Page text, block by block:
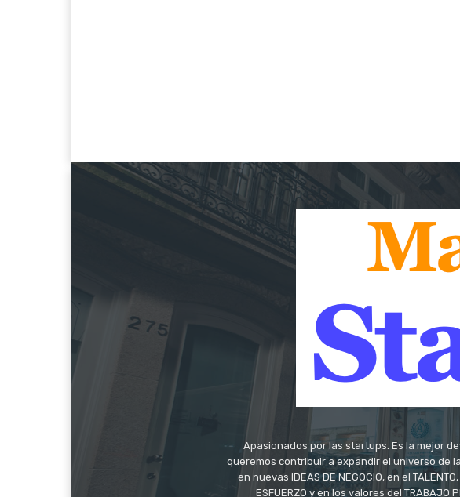
Apasionados por las startups. Es la mejor
queremos contribuir a expandir el universo de
en nuevas IDEAS DE NEGOCIO, en el
ESFUERZO y en los valores del